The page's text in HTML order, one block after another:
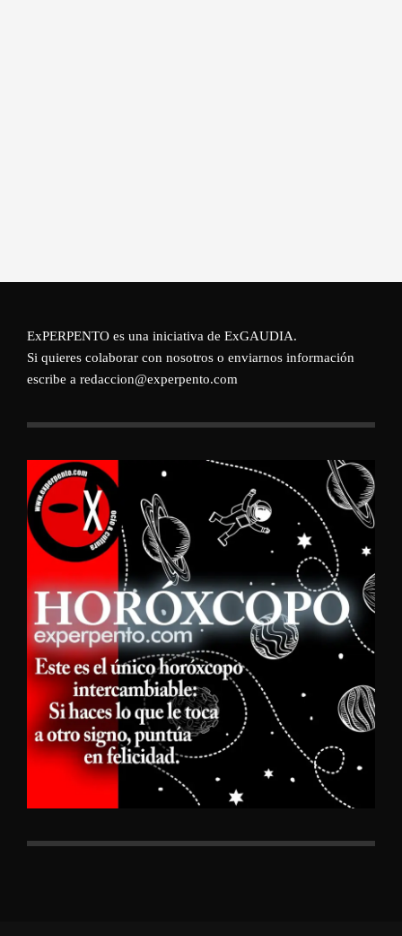
ExPERPENTO es una iniciativa de ExGAUDIA.
Si quieres colaborar con nosotros o enviarnos información
escribe a redaccion@experpento.com